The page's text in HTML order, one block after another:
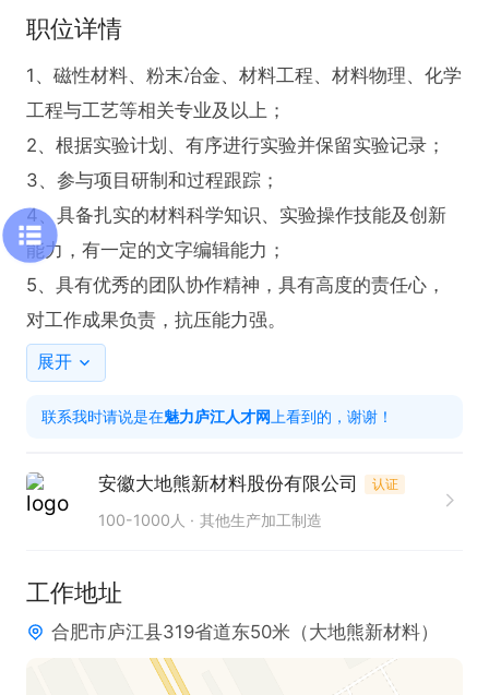
职位详情
1、磁性材料、粉末冶金、材料工程、材料物理、化学
工程与工艺等相关专业及以上；
2、根据实验计划、有序进行实验并保留实验记录；
3、参与项目研制和过程跟踪；
4、具备扎实的材料科学知识、实验操作技能及创新
能力，有一定的文字编辑能力；
5、具有优秀的团队协作精神，具有高度的责任心，
对工作成果负责，抗压能力强。
展开
联系我时请说是在魅力庐江人才网 上看到的，谢谢！
安徽大地熊新材料股份有限公司 认证
100-1000人 其他生产加工制造
工作地址
合肥市庐江县319省道东50米（大地熊新材料）